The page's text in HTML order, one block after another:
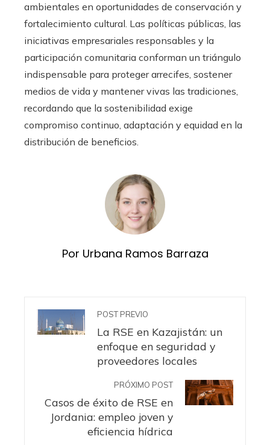
ambientales en oportunidades de conservación y
fortalecimiento cultural. Las políticas públicas, las
iniciativas empresariales responsables y la
participación comunitaria conforman un triángulo
indispensable para proteger arrecifes, sostener
medios de vida y mantener vivas las tradiciones,
recordando que la sostenibilidad exige
compromiso continuo, adaptación y equidad en la
distribución de beneficios.
Por Urbana Ramos Barraza
POST PREVIO
La RSE en Kazajistán: un
enfoque en seguridad y
proveedores locales
PRÓXIMO POST
Casos de éxito de RSE en
Jordania: empleo joven y
eficiencia hídrica